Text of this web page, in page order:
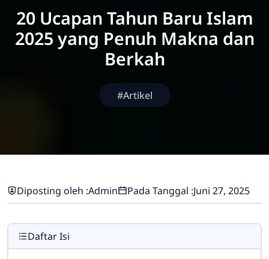
20 Ucapan Tahun Baru Islam
2025 yang Penuh Makna dan
Berkah
#Artikel
Diposting oleh :Admin Pada Tanggal :Juni 27, 2025
Daftar Isi